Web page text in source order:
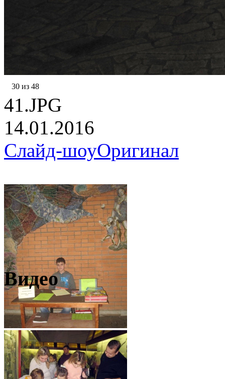
30 из 48
41.JPG
14.01.2016
Слайд-шоуОригинал
Видео